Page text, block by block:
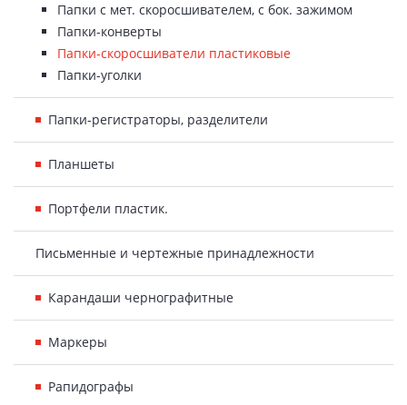
Папки с мет. скоросшивателем, с бок. зажимом
Папки-конверты
Папки-скоросшиватели пластиковые
Папки-уголки
Папки-регистраторы, разделители
Планшеты
Портфели пластик.
Письменные и чертежные принадлежности
Карандаши чернографитные
Маркеры
Рапидографы